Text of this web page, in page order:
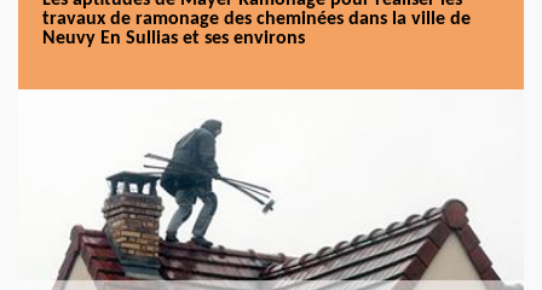
travaux de ramonage des cheminées dans la ville de
Neuvy En Sullias et ses environs